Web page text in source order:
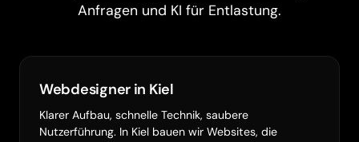
Anfragen und KI für Entlastung.
Webdesigner in Kiel
Klarer Aufbau, schnelle Technik, saubere
Nutzerführung. In Kiel bauen wir Websites, die